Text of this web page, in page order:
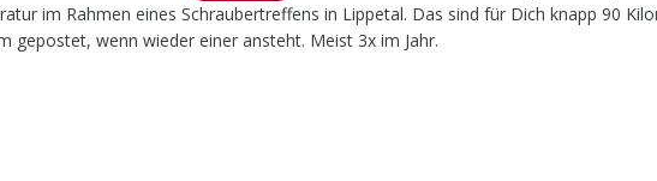
im Rahmen eines Schraubertreffens in Lippetal. Das sind für Dich knapp 90
gepostet, wenn wieder einer ansteht. Meist 3x im Jahr.